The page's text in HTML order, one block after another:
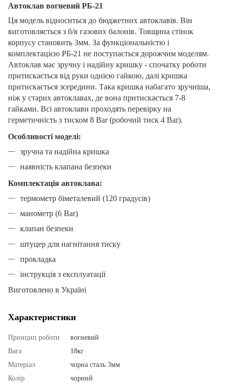
Автоклав вогневий РБ-21
Ця модель відноситься до бюджетних автоклавів. Він
виготовляється з б/в газових балонів. Товщина стінок
корпусу становить 3мм. За функціональністю і
комплектацією РБ-21 не поступається дорожчим моделям.
Автоклав має зручну і надійну кришку - спочатку роботи
притискається від руки однією гайкою, далі кришка
притискається зсередини. Така кришка набагато зручніша,
ніж у старих автоклавах, де вона притискається 7-8
гайками. Всі автоклави проходять перевірку на
герметичність з тиском 8 Bar (робочий тиск 4 Bar).
Особливості моделі:
зручна та надійна кришка
наявність клапана безпеки
Комплектація автоклава:
термометр біметалевий (120 градусів)
манометр (6 Bar)
клапан безпеки
штуцер для нагнітання тиску
прокладка
інструкція з експлуатації
Виготовлено в Україні
Характеристики
Принцип роботи
вогневий
Вага
18кг
Матеріал
чорна сталь 3мм
Колір
чорний